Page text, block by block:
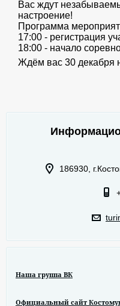
Вас ждут
настроение!
Программа
17:00 - регистрация
18:00 - начало
Ждём вас 30
186930,
Наша группа ВК
Официальный сайт